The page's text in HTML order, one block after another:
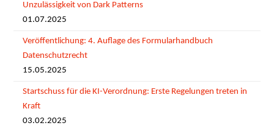
Unzulässigkeit von Dark Patterns
01.07.2025
Veröffentlichung: 4. Auflage des Formularhandbuch
Datenschutzrecht
15.05.2025
Startschuss für die KI-Verordnung: Erste Regelungen treten in
Kraft
03.02.2025